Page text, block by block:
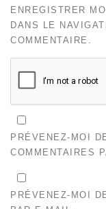
ENREGISTRER
DANS LE
COMMENTAIRE.
PRÉVENEZ-MOI
COMMENTAIRES
PRÉVENEZ-MOI